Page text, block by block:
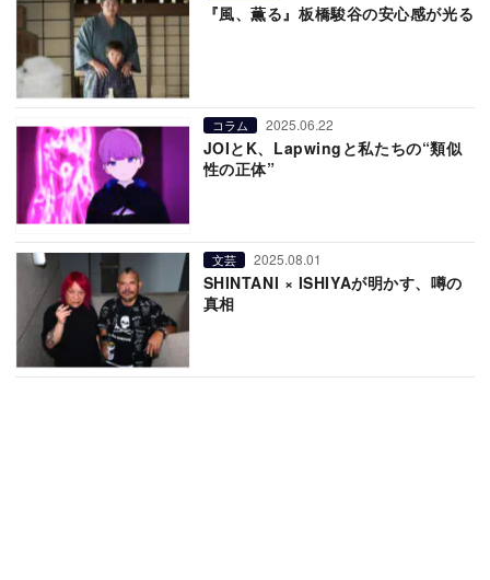
『風、薫る』板橋駿谷の安心感が光る
コラム 2025.06.22
JOIとK、Lapwingと私たちの“類似
性の正体”
文芸 2025.08.01
SHINTANI × ISHIYAが明かす、噂の
真相